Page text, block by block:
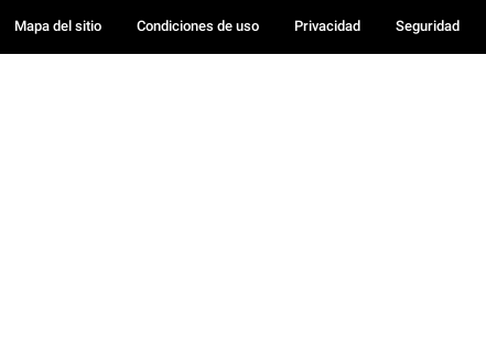
Mapa del sitio Condiciones de uso Privacidad Seguridad